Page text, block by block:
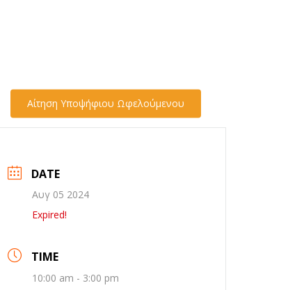
Αίτηση Υποψήφιου Ωφελούμενου
DATE
Αυγ 05 2024
Expired!
TIME
10:00 am - 3:00 pm